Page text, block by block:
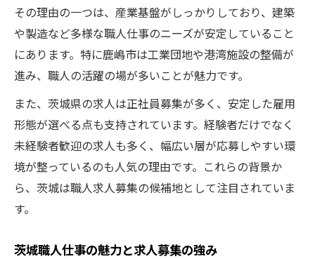
その理由の一つは、産業基盤がしっかりしており、建築
や製造など多様な職人仕事のニーズが安定していること
にあります。特に鹿嶋市は工業団地や港湾施設の整備が
進み、職人の活躍の場が多いことが魅力です。
また、茨城県の求人は正社員募集が多く、安定した雇用
形態が選べる点も支持されています。経験者だけでなく
未経験者歓迎の求人も多く、幅広い層が応募しやすい環
境が整っているのも人気の理由です。これらの背景か
ら、茨城は職人求人募集の候補地として注目されていま
す。
茨城職人仕事の魅力と求人募集の強み